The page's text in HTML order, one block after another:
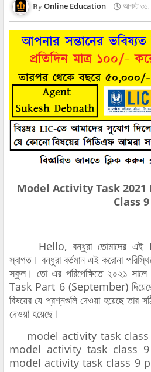
Online Education আগস্ট ৩১,
Model Activity Task 2021
Class 9
Hello, বন্ধুরা তোমাদের এই
স্বাগত। বন্ধুরা বর্তমান এই করোনা
স্কুল। তো এর পরিপেক্ষিতে ২০২১
Task Part 6 (September) দিয়েছে
বিষয়ের যে প্রশ্নগুলি দেওয়া হয়েছে তার
দেওয়া হয়েছে।
model activity task class
model activity task class
model activity task class 9